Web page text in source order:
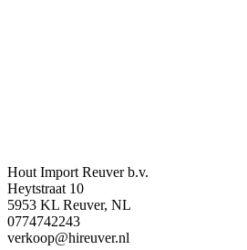
Hout Import Reuver b.v.
Heytstraat 10
5953 KL Reuver, NL
0774742243
verkoop@hireuver.nl